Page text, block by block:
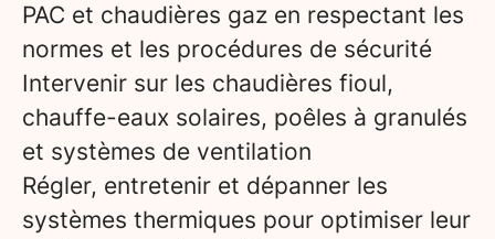
PAC et chaudières gaz en respectant les
normes et les procédures de sécurité
Intervenir sur les chaudières fioul,
chauffe-eaux solaires, poêles à granulés
et systèmes de ventilation
Régler, entretenir et dépanner les
systèmes thermiques pour optimiser leur